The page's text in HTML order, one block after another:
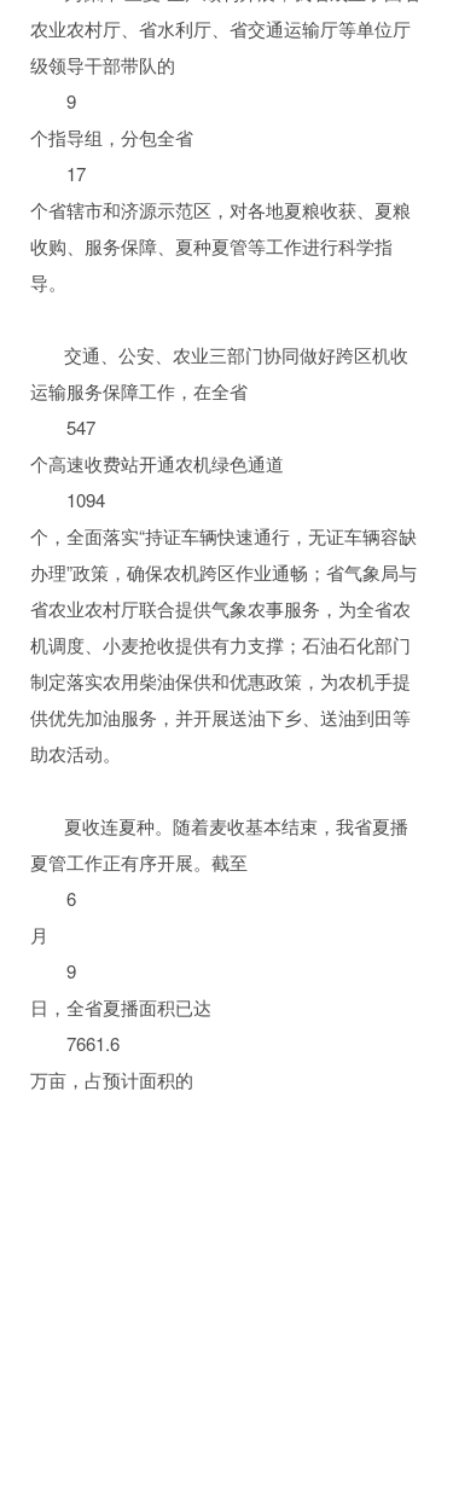
农业农村厅、省水利厅、省交通运输厅等单位厅
级领导干部带队的
9
个指导组，分包全省
17
个省辖市和济源示范区，对各地夏粮收获、夏粮
收购、服务保障、夏种夏管等工作进行科学指
导。
交通、公安、农业三部门协同做好跨区机收
运输服务保障工作，在全省
547
个高速收费站开通农机绿色通道
1094
个，全面落实“持证车辆快速通行，无证车辆容缺
办理”政策，确保农机跨区作业通畅；省气象局与
省农业农村厅联合提供气象农事服务，为全省农
机调度、小麦抢收提供有力支撑；石油石化部门
制定落实农用柴油保供和优惠政策，为农机手提
供优先加油服务，并开展送油下乡、送油到田等
助农活动。
夏收连夏种。随着麦收基本结束，我省夏播
夏管工作正有序开展。截至
6
月
9
日，全省夏播面积已达
7661.6
万亩，占预计面积的